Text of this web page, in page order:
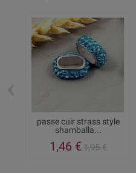
passe cuir strass style
shamballa...
1,46 €1,95 €